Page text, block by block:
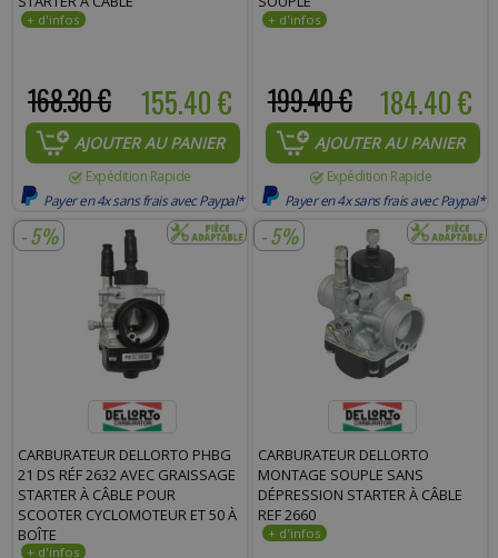
155.40 €
168.30 €
AJOUTER AU PANIER
Expédition Rapide
Payer en 4x sans frais avec Paypal*
184.40 €
199.40 €
AJOUTER AU PANIER
Expédition Rapide
Payer en 4x sans frais avec Paypal*
- 5%
CARBURATEUR DELLORTO PHBG
21 DS RÉF 2632 AVEC GRAISSAGE
STARTER À CÂBLE POUR
SCOOTER CYCLOMOTEUR ET 50 À
BOÎTE
- 5%
CARBURATEUR DELLORTO
MONTAGE SOUPLE SANS
DÉPRESSION STARTER À CÂBLE
REF 2660